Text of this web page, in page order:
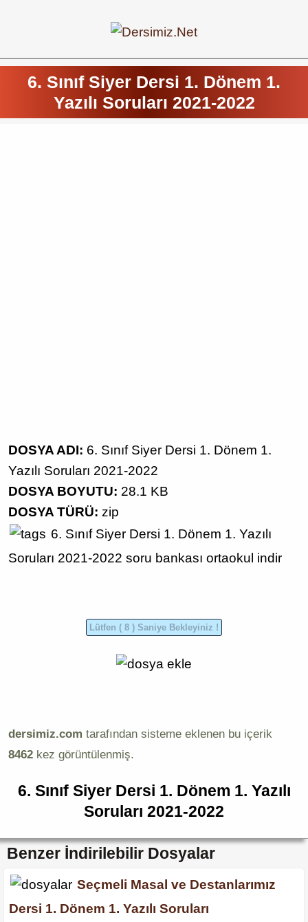
6. Sınıf Siyer Dersi 1. Dönem 1.
Yazılı Soruları 2021-2022
DOSYA ADI: 6. Sınıf Siyer Dersi 1. Dönem 1.
Yazılı Soruları 2021-2022
DOSYA BOYUTU: 28.1 KB
DOSYA TÜRÜ: zip
6. Sınıf Siyer Dersi 1. Dönem 1. Yazılı
Soruları 2021-2022 soru bankası ortaokul indir
dersimiz.com tarafından sisteme eklenen bu içerik
8462 kez görüntülenmiş.
6. Sınıf Siyer Dersi 1. Dönem 1. Yazılı
Soruları 2021-2022
Benzer İndirilebilir Dosyalar
Seçmeli Masal ve Destanlarımız
Dersi 1. Dönem 1. Yazılı Soruları